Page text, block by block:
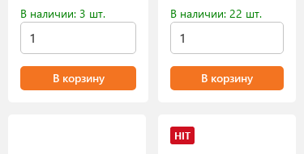
В наличии: 3 шт.
В корзину
В наличии: 22 шт.
В корзину
HIT